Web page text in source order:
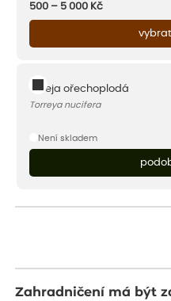
500 – 5 000 Kč
Toreja ořechoplodá
Torreya nucifera
Není skladem
Zahradničení má být